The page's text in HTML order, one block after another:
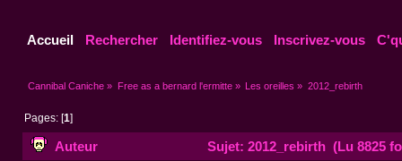
Accueil Rechercher Identifiez-vous Inscrivez-vous
Cannibal Caniche » Free as a bernard l'ermitte» Les oreilles » 2012_rebirth
Pages: [1]
Auteur Sujet: 2012_rebirth (Lu 8825